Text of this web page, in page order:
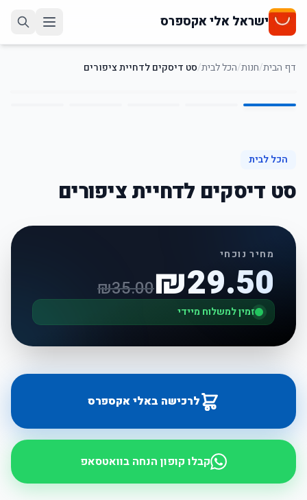
ישראל אלי אקספרס
דף הבית/חנות/הכל לבית/סט דיסקים לדחיית ציפורים
1
/
5
הכל לבית
סט דיסקים לדחיית ציפורים
מחיר נוכחי
₪29.50
₪35.00
זמין למשלוח מיידי
לרכישה באלי אקספרס
קבלו קופון הנחה בוואטסאפ